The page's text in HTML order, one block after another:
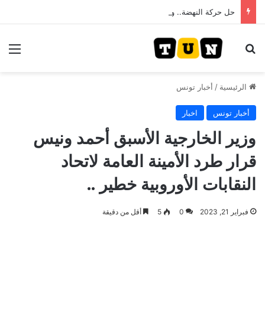
بحث عن
الرئيسية / أخبار تونس
أخبار تونس اخبار
وزير الخارجية الأسبق أحمد ونيس
قرار طرد الأمينة العامة لاتحاد
النقابات الأوروبية خطير ..
فبراير 21, 2023 0
5 أقل من دقيقة